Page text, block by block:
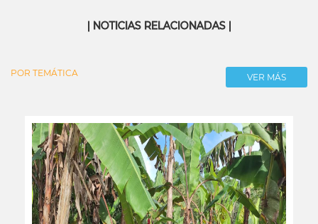
| NOTICIAS RELACIONADAS |
POR TEMÁTICA VER MÁS